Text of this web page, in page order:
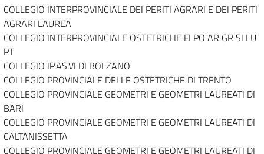
COLLEGIO INTERPROVINCIALE DEI PERITI AGRARI E DEI PERITI
AGRARI LAUREA
COLLEGIO INTERPROVINCIALE OSTETRICHE FI PO AR GR SI LU
PT
COLLEGIO IP.AS.VI DI BOLZANO
COLLEGIO PROVINCIALE DELLE OSTETRICHE DI TRENTO
COLLEGIO PROVINCIALE GEOMETRI E GEOMETRI LAUREATI DI
BARI
COLLEGIO PROVINCIALE GEOMETRI E GEOMETRI LAUREATI DI
CALTANISSETTA
COLLEGIO PROVINCIALE GEOMETRI E GEOMETRI LAUREATI DI